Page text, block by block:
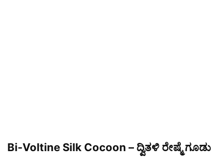
Bi-Voltine Silk Cocoon – ದ್ವಿತಳಿ ರೇಷ್ಮೆ ಗೂಡು